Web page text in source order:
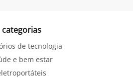
categorias
de tecnologia
e bem estar